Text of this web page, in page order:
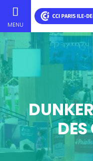
Skip
main
content
MENU
DES